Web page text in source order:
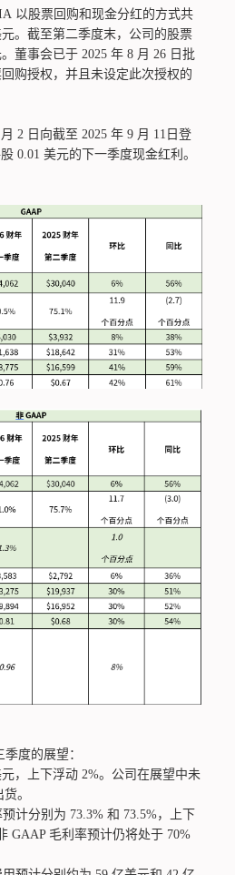
以股票回购和现金分红的方式共
。截至第二季度末，公司的股票
董事会已于 2025 年 8 月 26 日批
购授权，并且未设定此次授权的
2 日向截至 2025 年 9 月 11日登
0.01 美元的下一季度现金红利。
度的展望：
，上下浮动 2%。公司在展望中未
。
计分别为 73.3% 和 73.5%，上下
GAAP 毛利率预计仍将处于 70%